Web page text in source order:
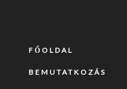
FŐOLDAL
BEMUTATKOZÁS